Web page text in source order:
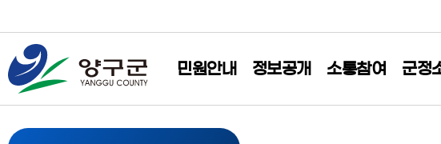
민원안내 정보공개 소통참여 군정